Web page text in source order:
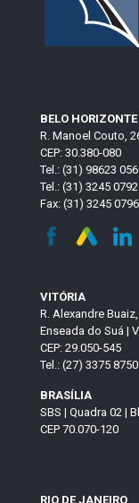
BELO HORIZONTE
R. Manoel Couto,
CEP: 30.380-080
Tel.: (31) 98623
Tel.: (31) 3245 0792
Fax: (31) 3245 0796
VITÓRIA
R. Alexandre
Enseada do Suá |
CEP: 29.050-545
Tel.: (27) 3375 8750
BRASÍLIA
SBS | Quadra 02 |
CEP 70.070-120
RIO DE JANEIRO